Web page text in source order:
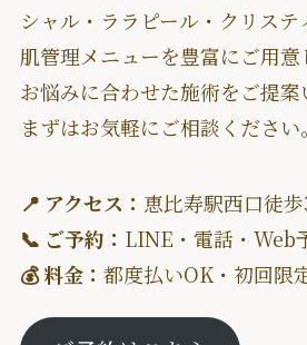
シャル・ララピール・クリス
肌管理メニューを豊富にご用
お悩みに合わせた施術をご提案
まずはお気軽にご相談ください。
📍 アクセス： 恵比寿駅西口徒
📞 ご予約： LINE・電話・Web
💰 料金： 都度払いOK・初回限